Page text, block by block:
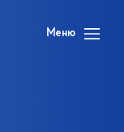
Меню